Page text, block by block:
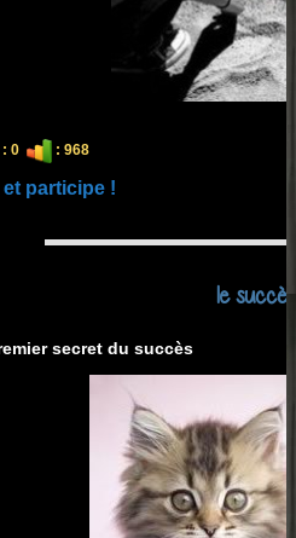
: 0 : 968
participe !
le succès
secret du succès